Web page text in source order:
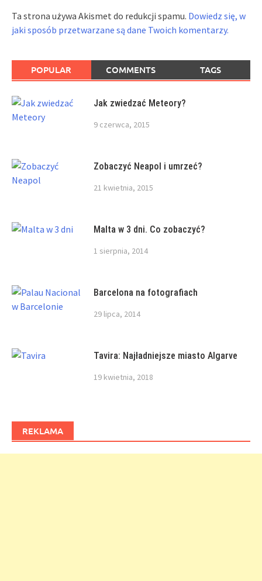
Ta strona używa Akismet do redukcji spamu. Dowiedz się, w
jaki sposób przetwarzane są dane Twoich komentarzy.
POPULAR COMMENTS TAGS
Jak zwiedzać Meteory?
9 czerwca, 2015
Zobaczyć Neapol i umrzeć?
21 kwietnia, 2015
Malta w 3 dni. Co zobaczyć?
1 sierpnia, 2014
Barcelona na fotografiach
29 lipca, 2014
Tavira: Najładniejsze miasto Algarve
19 kwietnia, 2018
REKLAMA